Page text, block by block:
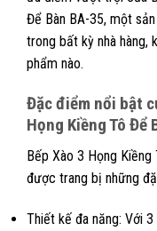
Để Bàn BA-35, một
trong bất kỳ nhà hàng,
phẩm nào.
Đặc điểm nổi bật
Họng Kiềng Tô Để
Bếp Xào 3 Họng
được trang bị những
Thiết kế đa năng: Với